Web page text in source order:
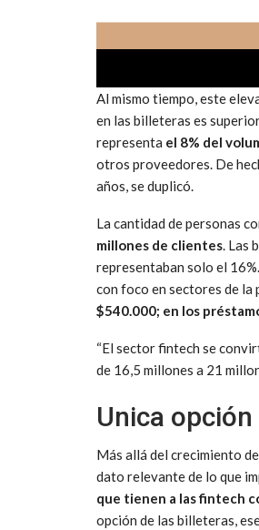
Al mismo tiempo, este
en las billeteras es
representa el 8% del
otros proveedores. De
años, se duplicó.
La cantidad de personas
millones de clientes. Las
representaban solo el
con foco en sectores de la
$540.000; en los
“El sector fintech se
de 16,5 millones a 21
Unica
Más allá del crecimiento
dato relevante de lo que
que tienen a las fintech
opción de las billeteras,